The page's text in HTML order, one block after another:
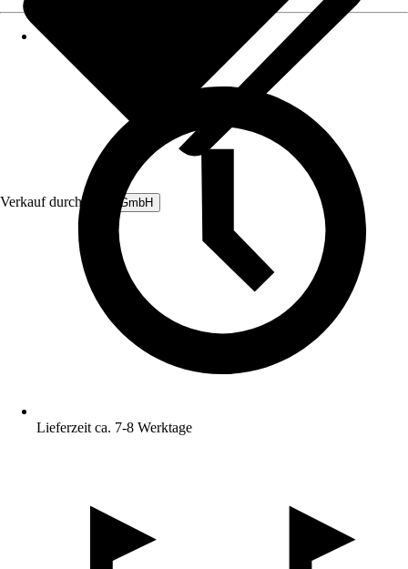
Verkauf durch: B&L GmbH
Lieferzeit ca. 7-8 Werktage